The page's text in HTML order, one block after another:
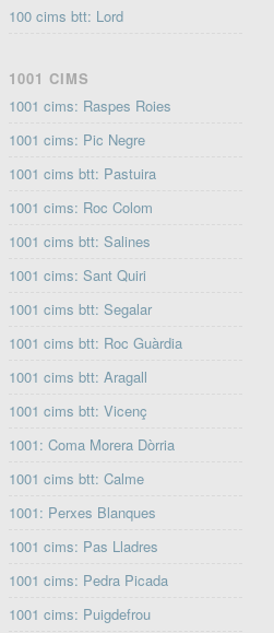
100 cims btt: Lord
1001 CIMS
1001 cims: Raspes Roies
1001 cims: Pic Negre
1001 cims btt: Pastuira
1001 cims: Roc Colom
1001 cims btt: Salines
1001 cims: Sant Quiri
1001 cims btt: Segalar
1001 cims btt: Roc Guàrdia
1001 cims btt: Aragall
1001 cims btt: Vicenç
1001: Coma Morera Dòrria
1001 cims btt: Calme
1001: Perxes Blanques
1001 cims: Pas Lladres
1001 cims: Pedra Picada
1001 cims: Puigdefrou